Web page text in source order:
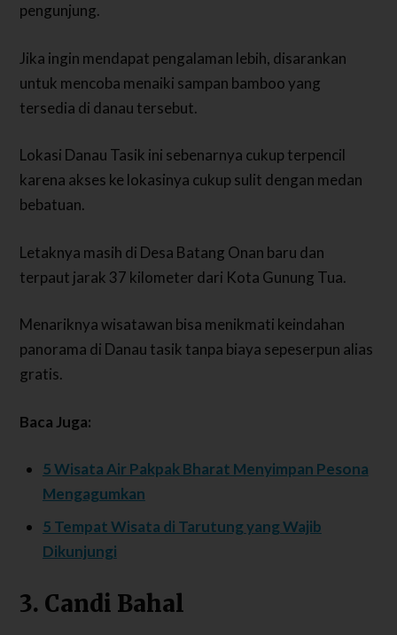
pengunjung.
Jika ingin mendapat pengalaman lebih, disarankan
untuk mencoba menaiki sampan bamboo yang
tersedia di danau tersebut.
Lokasi Danau Tasik ini sebenarnya cukup terpencil
karena akses ke lokasinya cukup sulit dengan medan
bebatuan.
Letaknya masih di Desa Batang Onan baru dan
terpaut jarak 37 kilometer dari Kota Gunung Tua.
Menariknya wisatawan bisa menikmati keindahan
panorama di Danau tasik tanpa biaya sepeserpun alias
gratis.
Baca Juga:
5 Wisata Air Pakpak Bharat Menyimpan Pesona
Mengagumkan
5 Tempat Wisata di Tarutung yang Wajib
Dikunjungi
3. Candi Bahal